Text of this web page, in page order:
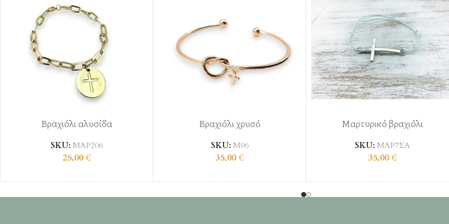
Νο.21 = από 12,0 cm ως 12,6
Διατίθεται κατόπιν
με 10 εργάσιμες ημέρες
Κωδικός: Κ510Ε
Βραχιόλι αλυσίδα
SKU: ΜΑΡ206
25,00€
Βραχιόλι χρυσό
SKU: Μ96
35,00€
Μαρτυρικό βραχιόλι
SKU: ΜΑΡ7ΣΑ
35,00€